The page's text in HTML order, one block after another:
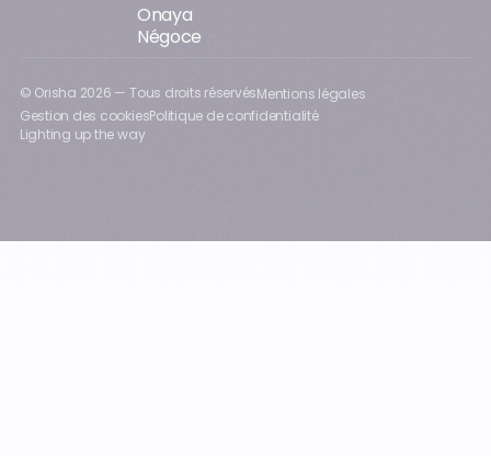
Onaya
Négoce
© Orisha 2026 — Tous droits réservésMentions légales
Gestion des cookiesPolitique de confidentialité
Lighting up the way